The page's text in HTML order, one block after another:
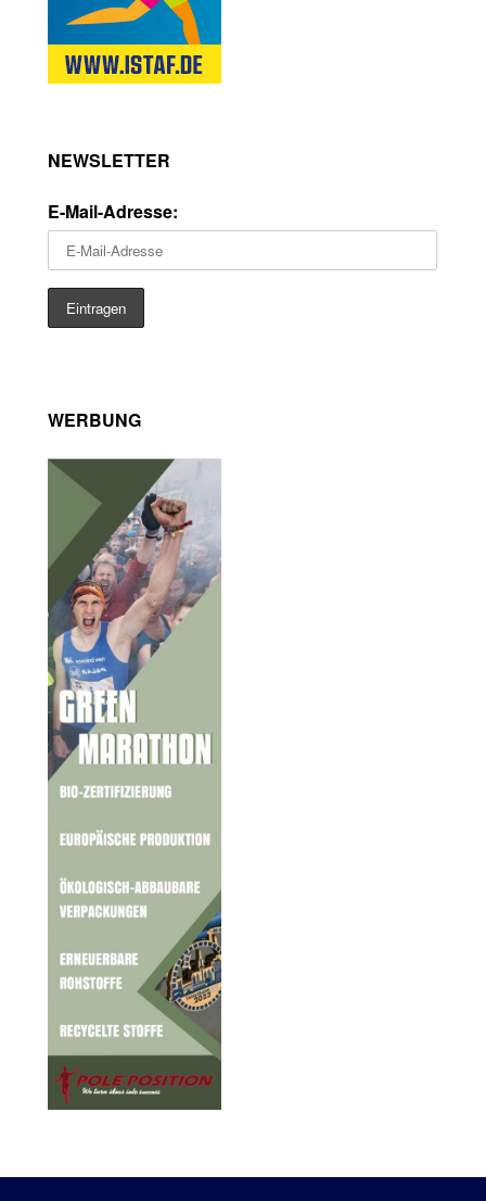
NEWSLETTER
E-Mail-Adresse:
WERBUNG